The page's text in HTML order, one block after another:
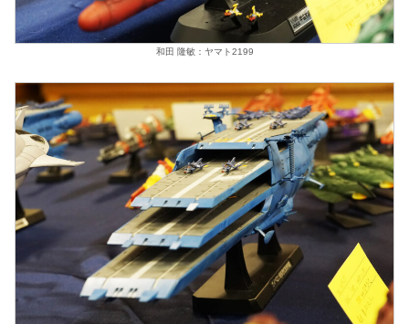
和田 隆敏：ヤマト2199